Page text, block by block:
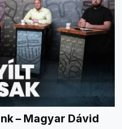
– Magyar Dávid